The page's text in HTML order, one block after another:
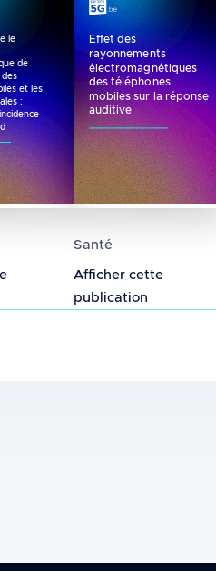
le
de
et les
:
Effet des
rayonnements
électromagnétiques
des téléphones
mobiles sur la réponse
auditive
Santé
Afficher cette
publication